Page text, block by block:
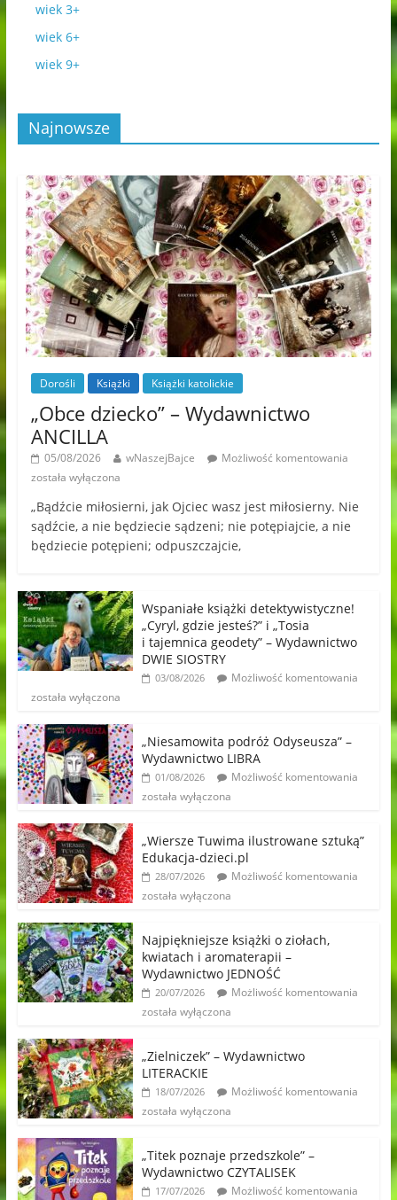
wiek 3+
wiek 6+
wiek 9+
Najnowsze
Dorośli Książki Książki katolickie
„Obce dziecko” – Wydawnictwo
ANCILLA
05/08/2026 wNaszejBajce
Możliwość komentowania
została wyłączona
„Bądźcie miłosierni, jak Ojciec wasz jest miłosierny. Nie
sądźcie, a nie będziecie sądzeni; nie potępiajcie, a nie
będziecie potępieni; odpuszczajcie,
Wspaniałe książki detektywistyczne!
„Cyryl, gdzie jesteś?” i „Tosia
i tajemnica geodety” – Wydawnictwo
DWIE SIOSTRY
03/08/2026
Możliwość komentowania
została wyłączona
„Niesamowita podróż Odyseusza” –
Wydawnictwo LIBRA
01/08/2026
Możliwość komentowania
została wyłączona
„Wiersze Tuwima ilustrowane sztuką”
Edukacja-dzieci.pl
28/07/2026
Możliwość komentowania
została wyłączona
Najpiękniejsze książki o ziołach,
kwiatach i aromaterapii –
Wydawnictwo JEDNOŚĆ
20/07/2026
Możliwość komentowania
została wyłączona
„Zielniczek” – Wydawnictwo
LITERACKIE
18/07/2026
Możliwość komentowania
została wyłączona
„Titek poznaje przedszkole” –
Wydawnictwo CZYTALISEK
17/07/2026
Możliwość komentowania